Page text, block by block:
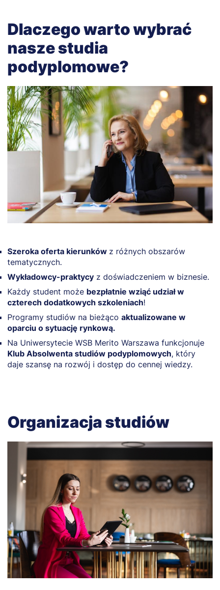
Dlaczego warto wybrać
nasze studia
podyplomowe?
Szeroka oferta kierunków z różnych obszarów
tematycznych.
Wykładowcy-praktycy z doświadczeniem w biznesie.
Każdy student może bezpłatnie wziąć udział w
czterech dodatkowych szkoleniach!
Programy studiów na bieżąco aktualizowane w
oparciu o sytuację rynkową.
Na Uniwersytecie WSB Merito Warszawa funkcjonuje
Klub Absolwenta studiów podyplomowych, który
daje szansę na rozwój i dostęp do cennej wiedzy.
Organizacja studiów